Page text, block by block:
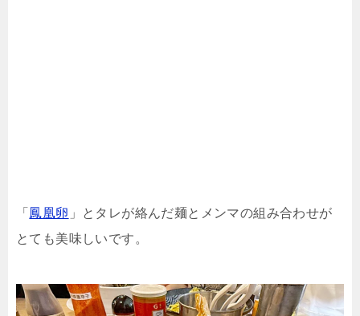
「 鳳凰卵 」とタレが絡んだ麺とメンマの組み合わせが
とても美味しいです。